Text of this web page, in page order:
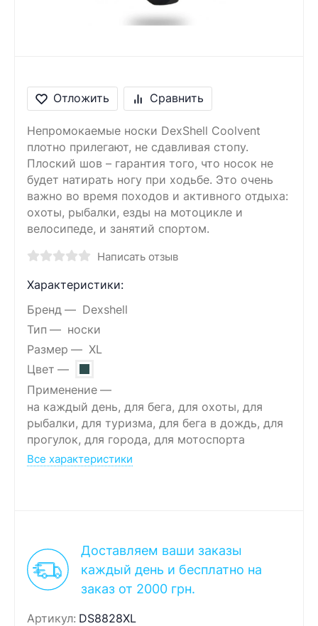
Отложить Сравнить
Непромокаемые носки DexShell Coolvent
плотно прилегают, не сдавливая стопу.
Плоский шов – гарантия того, что носок не
будет натирать ногу при ходьбе. Это очень
важно во время походов и активного отдыха:
охоты, рыбалки, езды на мотоцикле и
велосипеде, и занятий спортом.
Написать отзыв
Характеристики:
Бренд
Dexshell
Тип
носки
Размер
XL
Цвет
Применение
на каждый день, для бега, для охоты, для
рыбалки, для туризма, для бега в дождь, для
прогулок, для города, для мотоспорта
Все характеристики
Доставляем ваши заказы
каждый день и бесплатно на
заказ от 2000 грн.
Артикул: DS8828XL
4 + 2 =